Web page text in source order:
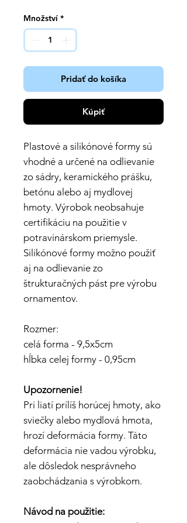
Množství *
Pridať do košíka
Kúpiť
Plastové a silikónové formy sú
vhodné a určené na odlievanie
zo sádry, keramického prášku,
betónu alebo aj mydlovej
hmoty. Výrobok neobsahuje
certifikáciu na použitie v
potravinárskom priemysle.
Silikónové formy možno použiť
aj na odlievanie zo
štrukturačných pást pre výrobu
ornamentov.
Rozmer:
celá forma - 9,5x5cm
hĺbka celej formy - 0,95cm
Upozornenie!
Pri liatí prílíš horúcej hmoty, ako
sviečky alebo mydlová hmota,
hrozí deformácia formy. Táto
deformácia nie vadou výrobku,
ale dôsledok nesprávneho
zaobchádzania s výrobkom.
Návod na použitie: